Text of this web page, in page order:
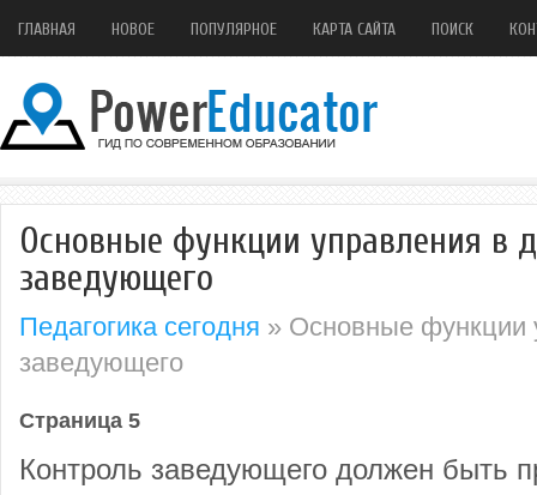
ГЛАВНАЯ НОВОЕ ПОПУЛЯРНОЕ КАРТА САЙТА ПОИСК
Основные функции управления в
заведующего
Педагогика сегодня » Основные функции
заведующего
Страница 5
Контроль заведующего должен быть